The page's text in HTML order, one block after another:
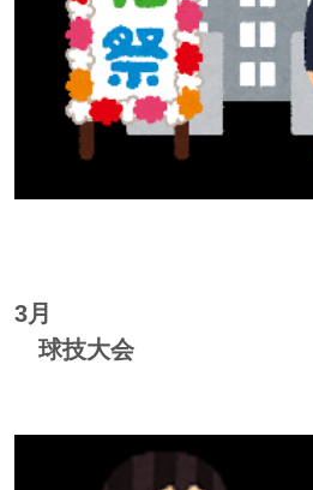
3月
球技大会